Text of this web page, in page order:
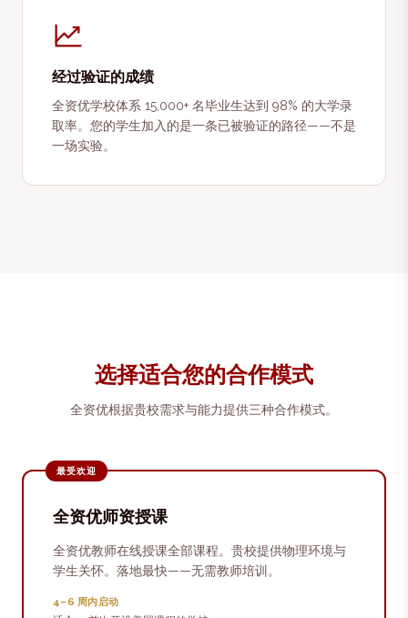
经过验证的成绩
全资优学校体系 15,000+ 名毕业生达到 98% 的大学录
取率。您的学生加入的是一条已被验证的路径——不是
一场实验。
选择适合您的合作模式
全资优根据贵校需求与能力提供三种合作模式。
最受欢迎
全资优师资授课
全资优教师在线授课全部课程。贵校提供物理环境与
学生关怀。落地最快——无需教师培训。
4–6 周内启动